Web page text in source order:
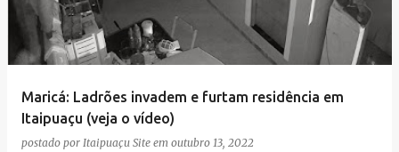
Maricá: Ladrões invadem e furtam residência em
Itaipuaçu (veja o vídeo)
postado por Itaipuaçu Site em outubro 13, 2022